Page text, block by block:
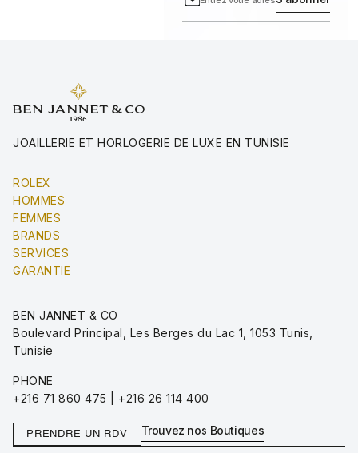
JOAILLERIE ET HORLOGERIE DE LUXE EN TUNISIE
ROLEX
HOMMES
FEMMES
BRANDS
SERVICES
GARANTIE
BEN JANNET & CO
Boulevard Principal, Les Berges du Lac 1, 1053 Tunis,
Tunisie
PHONE
+216 71 860 475 | +216 26 114 400
PRENDRE UN RDV Trouvez nos Boutiques